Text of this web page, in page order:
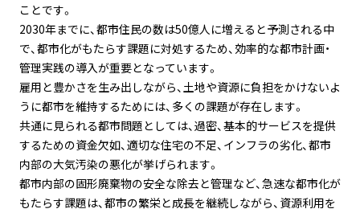
ことです。
2030年までに、都市住民の数は50億人に増えると予測される中
で、都市化がもたらす課題に対処するため、効率的な都市計画・
管理実践の導入が重要となっています。
雇用と豊かさを生み出しながら、土地や資源に負担をかけないよ
うに都市を維持するためには、多くの課題が存在します。
共通に見られる都市問題としては、過密、基本的サービスを提供
するための資金欠如、適切な住宅の不足、インフラの劣化、都市
内部の大気汚染の悪化が挙げられます。
都市内部の固形廃棄物の安全な除去と管理など、急速な都市化が
もたらす課題は、都市の繁栄と成長を継続しながら、資源利用を